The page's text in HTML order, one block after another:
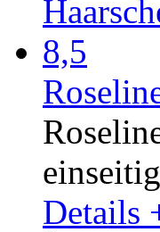
Details